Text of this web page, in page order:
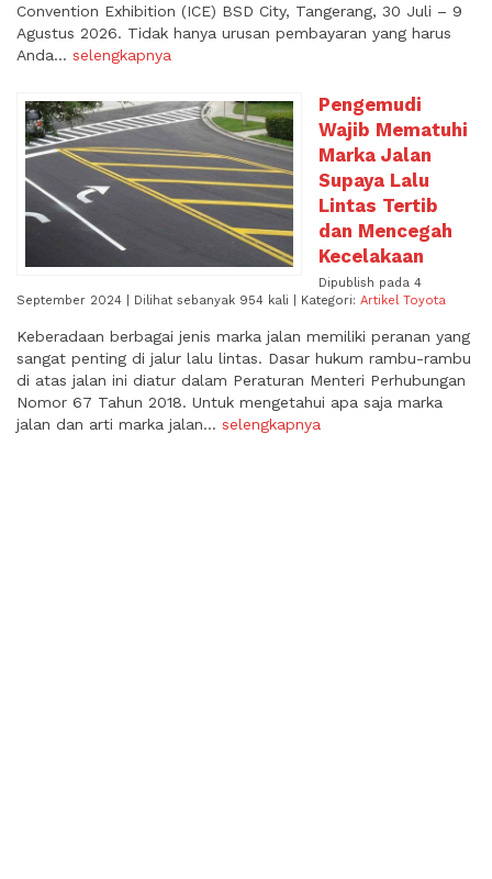
Convention Exhibition (ICE) BSD City, Tangerang, 30 Juli – 9
Agustus 2026. Tidak hanya urusan pembayaran yang harus
Anda... selengkapnya
Pengemudi
Wajib Mematuhi
Marka Jalan
Supaya Lalu
Lintas Tertib
dan Mencegah
Kecelakaan
Dipublish pada 4
September 2024 | Dilihat sebanyak 954 kali | Kategori: Artikel Toyota
Keberadaan berbagai jenis marka jalan memiliki peranan yang
sangat penting di jalur lalu lintas. Dasar hukum rambu-rambu
di atas jalan ini diatur dalam Peraturan Menteri Perhubungan
Nomor 67 Tahun 2018. Untuk mengetahui apa saja marka
jalan dan arti marka jalan... selengkapnya